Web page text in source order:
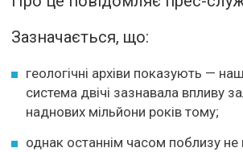
Зазначається, що:
геологічні архіви показують —
система двічі зазнавала впливу
наднових мільйони років тому;
однак останнім часом поблизу не